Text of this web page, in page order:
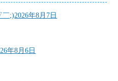
￣;)2026年8月7日
年8月6日